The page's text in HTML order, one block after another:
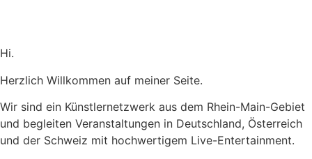
Hi.
Herzlich Willkommen auf meiner Seite.
Wir sind ein Künstlernetzwerk aus dem Rhein-Main-Gebiet
und begleiten Veranstaltungen in Deutschland, Österreich
und der Schweiz mit hochwertigem Live-Entertainment.